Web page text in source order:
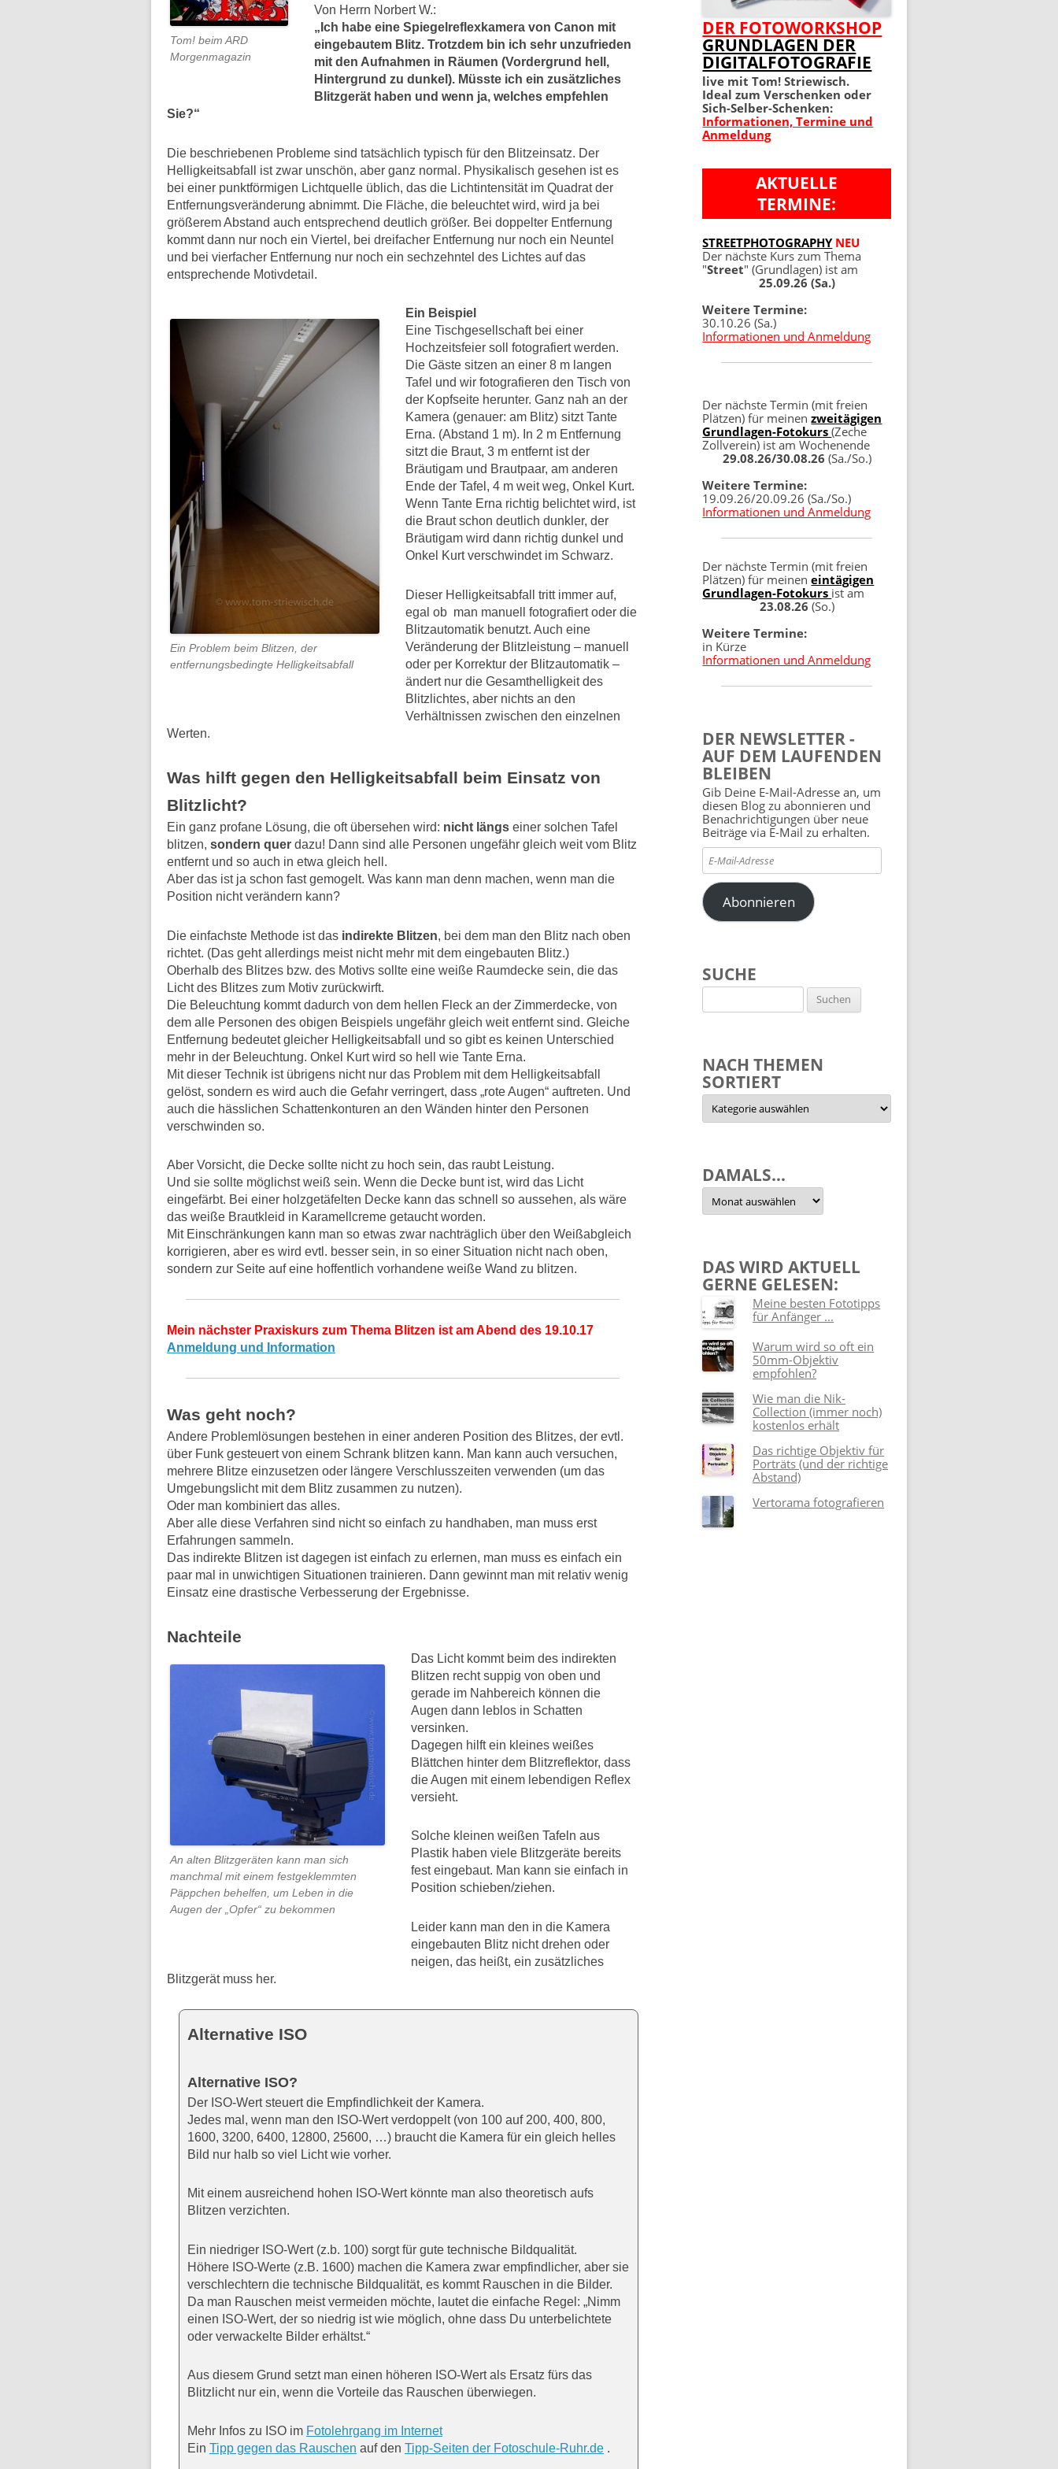
MEIN PERFEKTES FOTO 2.
AUFLAGE
100 TIPPS UND TRICKS 4.
AUFLAGE
SOZIALE NETZWERKE
DIVERSES
TOM! UNTERSTÜTZEN
IMPRESSUM
DATENSCHUTZERKLÄRUNG
Tom! beim ARD
Morgenmagazin
Von Herrn Norbert W.:
„Ich habe eine Spiegelreflexkamera von Canon mit
eingebautem Blitz. Trotzdem bin ich sehr unzufrieden
mit den Aufnahmen in Räumen (Vordergrund hell,
Hintergrund zu dunkel). Müsste ich ein zusätzliches
Blitzgerät haben und wenn ja, welches empfehlen
Sie?“
Die beschriebenen Probleme sind tatsächlich typisch für den Blitzeinsatz. Der
Helligkeitsabfall ist zwar unschön, aber ganz normal. Physikalisch gesehen ist es
bei einer punktförmigen Lichtquelle üblich, das die Lichtintensität im Quadrat der
Entfernungsveränderung abnimmt. Die Fläche, die beleuchtet wird, wird ja bei
größerem Abstand auch entsprechend deutlich größer. Bei doppelter Entfernung
kommt dann nur noch ein Viertel, bei dreifacher Entfernung nur noch ein Neuntel
und bei vierfacher Entfernung nur noch ein sechzehntel des Lichtes auf das
entsprechende Motivdetail.
Ein Problem beim Blitzen, der
entfernungsbedingte Helligkeitsabfall
Ein Beispiel
Eine Tischgesellschaft bei einer
Hochzeitsfeier soll fotografiert werden.
Die Gäste sitzen an einer 8 m langen
Tafel und wir fotografieren den Tisch von
der Kopfseite herunter. Ganz nah an der
Kamera (genauer: am Blitz) sitzt Tante
Erna. (Abstand 1 m). In 2 m Entfernung
sitzt die Braut, 3 m entfernt ist der
Bräutigam und Brautpaar, am anderen
Ende der Tafel, 4 m weit weg, Onkel Kurt.
Wenn Tante Erna richtig belichtet wird, ist
die Braut schon deutlich dunkler, der
Bräutigam wird dann richtig dunkel und
Onkel Kurt verschwindet im Schwarz.
Dieser Helligkeitsabfall tritt immer auf,
egal ob man manuell fotografiert oder die
Blitzautomatik benutzt. Auch eine
Veränderung der Blitzleistung – manuell
oder per Korrektur der Blitzautomatik –
ändert nur die Gesamthelligkeit des
Blitzlichtes, aber nichts an den
Verhältnissen zwischen den einzelnen
Werten.
Was hilft gegen den Helligkeitsabfall beim Einsatz von
Blitzlicht?
Ein ganz profane Lösung, die oft übersehen wird: nicht längs einer solchen Tafel
blitzen, sondern quer dazu! Dann sind alle Personen ungefähr gleich weit vom Blitz
entfernt und so auch in etwa gleich hell.
Aber das ist ja schon fast gemogelt. Was kann man denn machen, wenn man die
Position nicht verändern kann?
Die einfachste Methode ist das indirekte Blitzen, bei dem man den Blitz nach oben
richtet. (Das geht allerdings meist nicht mehr mit dem eingebauten Blitz.)
Oberhalb des Blitzes bzw. des Motivs sollte eine weiße Raumdecke sein, die das
Licht des Blitzes zum Motiv zurückwirft.
Die Beleuchtung kommt dadurch von dem hellen Fleck an der Zimmerdecke, von
dem alle Personen des obigen Beispiels ungefähr gleich weit entfernt sind. Gleiche
Entfernung bedeutet gleicher Helligkeitsabfall und so gibt es keinen Unterschied
mehr in der Beleuchtung. Onkel Kurt wird so hell wie Tante Erna.
Mit dieser Technik ist übrigens nicht nur das Problem mit dem Helligkeitsabfall
gelöst, sondern es wird auch die Gefahr verringert, dass „rote Augen“ auftreten. Und
auch die hässlichen Schattenkonturen an den Wänden hinter den Personen
verschwinden so.
Aber Vorsicht, die Decke sollte nicht zu hoch sein, das raubt Leistung.
Und sie sollte möglichst weiß sein. Wenn die Decke bunt ist, wird das Licht
eingefärbt. Bei einer holzgetäfelten Decke kann das schnell so aussehen, als wäre
das weiße Brautkleid in Karamellcreme getaucht worden.
Mit Einschränkungen kann man so etwas zwar nachträglich über den Weißabgleich
korrigieren, aber es wird evtl. besser sein, in so einer Situation nicht nach oben,
sondern zur Seite auf eine hoffentlich vorhandene weiße Wand zu blitzen.
Mein nächster Praxiskurs zum Thema Blitzen ist am Abend des 19.10.17
Anmeldung und Information
Was geht noch?
Andere Problemlösungen bestehen in einer anderen Position des Blitzes, der evtl.
über Funk gesteuert von einem Schrank blitzen kann. Man kann auch versuchen,
mehrere Blitze einzusetzen oder längere Verschlusszeiten verwenden (um das
Umgebungslicht mit dem Blitz zusammen zu nutzen).
Oder man kombiniert das alles.
Aber alle diese Verfahren sind nicht so einfach zu handhaben, man muss erst
Erfahrungen sammeln.
Das indirekte Blitzen ist dagegen ist einfach zu erlernen, man muss es einfach ein
paar mal in unwichtigen Situationen trainieren. Dann gewinnt man mit relativ wenig
Einsatz eine drastische Verbesserung der Ergebnisse.
Nachteile
An alten Blitzgeräten kann man sich
manchmal mit einem festgeklemmten
Päppchen behelfen, um Leben in die
Augen der „Opfer“ zu bekommen
Das Licht kommt beim des indirekten
Blitzen recht suppig von oben und
gerade im Nahbereich können die
Augen dann leblos in Schatten
versinken.
Dagegen hilft ein kleines weißes
Blättchen hinter dem Blitzreflektor, dass
die Augen mit einem lebendigen Reflex
versieht.
Solche kleinen weißen Tafeln aus
Plastik haben viele Blitzgeräte bereits
fest eingebaut. Man kann sie einfach in
Position schieben/ziehen.
Leider kann man den in die Kamera
eingebauten Blitz nicht drehen oder
neigen, das heißt, ein zusätzliches
Blitzgerät muss her.
Alternative ISO
Alternative ISO?
Der ISO-Wert steuert die Empfindlichkeit der Kamera.
Jedes mal, wenn man den ISO-Wert verdoppelt (von 100 auf 200, 400, 800,
1600, 3200, 6400, 12800, 25600, …) braucht die Kamera für ein gleich helles
Bild nur halb so viel Licht wie vorher.
Mit einem ausreichend hohen ISO-Wert könnte man also theoretisch aufs
Blitzen verzichten.
Ein niedriger ISO-Wert (z.b. 100) sorgt für gute technische Bildqualität.
Höhere ISO-Werte (z.B. 1600) machen die Kamera zwar empfindlicher, aber sie
verschlechtern die technische Bildqualität, es kommt Rauschen in die Bilder.
Da man Rauschen meist vermeiden möchte, lautet die einfache Regel: „Nimm
einen ISO-Wert, der so niedrig ist wie möglich, ohne dass Du unterbelichtete
oder verwackelte Bilder erhältst.“
Aus diesem Grund setzt man einen höheren ISO-Wert als Ersatz fürs das
Blitzlicht nur ein, wenn die Vorteile das Rauschen überwiegen.
Mehr Infos zu ISO im Fotolehrgang im Internet
Ein Tipp gegen das Rauschen auf den Tipp-Seiten der Fotoschule-Ruhr.de .
DER FOTOWORKSHOP
GRUNDLAGEN DER
DIGITALFOTOGRAFIE
live mit Tom! Striewisch.
Ideal zum Verschenken oder
Sich-Selber-Schenken:
Informationen, Termine und
Anmeldung
AKTUELLE
TERMINE:
STREETPHOTOGRAPHY NEU
Der nächste Kurs zum Thema
"Street" (Grundlagen) ist am
25.09.26 (Sa.)
Weitere Termine:
30.10.26 (Sa.)
Informationen und Anmeldung
Der nächste Termin (mit freien
Plätzen) für meinenzweitägigen
Grundlagen-Fotokurs(Zeche
Zollverein) ist am Wochenende
29.08.26/30.08.26 (Sa./So.)
Weitere Termine:
19.09.26/20.09.26 (Sa./So.)
Informationen und Anmeldung
Der nächste Termin (mit freien
Plätzen) für meineneintägigen
Grundlagen-Fotokurs ist am
23.08.26 (So.)
Weitere Termine:
in Kürze
Informationen und Anmeldung
DER NEWSLETTER -
AUF DEM LAUFENDEN
BLEIBEN
Gib Deine E-Mail-Adresse an, um
diesen Blog zu abonnieren und
Benachrichtigungen über neue
Beiträge via E-Mail zu erhalten.
E-
Mail-
Adresse
Abonnieren
SUCHE
nach:
NACH THEMEN
SORTIERT
Nach
Themen
sortiert
DAMALS…
Damals…
DAS WIRD AKTUELL
GERNE GELESEN:
Meine besten Fototipps
für Anfänger ...
Warum wird so oft ein
50mm-Objektiv
empfohlen?
Wie man die Nik-
Collection (immer noch)
kostenlos erhält
Das richtige Objektiv für
Porträts (und der richtige
Abstand)
Vertorama fotografieren